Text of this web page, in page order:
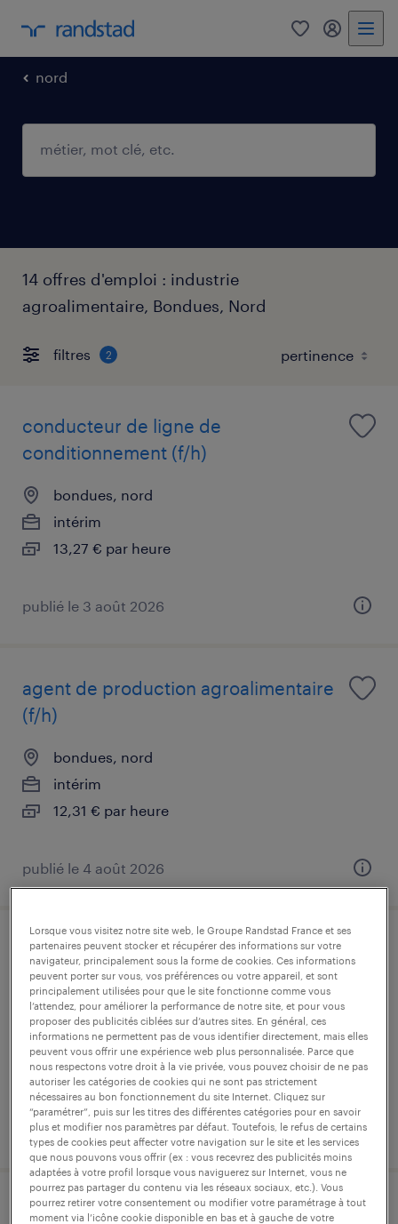
0 mon
nord
14 offres d'emploi : industrie
agroalimentaire, Bondues, Nord
filtres 2
conducteur de ligne de
conditionnement (f/h)
bondues, nord
intérim
13,27 € par heure
publié le 3 août 2026
agent de production agroalimentaire
(f/h)
bondues, nord
intérim
12,31 € par heure
publié le 4 août 2026
conducteur de machine (f/h)
bondues, nord
intérim
12,52 € par heure
publié le 3 août 2026
technicien de maintenance 3x8 (f/h)
Lorsque vous visitez notre site web, le Groupe Randstad France et ses
partenaires peuvent stocker et récupérer des informations sur votre
navigateur, principalement sous la forme de cookies. Ces informations
peuvent porter sur vous, vos préférences ou votre appareil, et sont
principalement utilisées pour que le site fonctionne comme vous
l’attendez, pour améliorer la performance de notre site, et pour vous
proposer des publicités ciblées sur d’autres sites. En général, ces
informations ne permettent pas de vous identifier directement, mais elles
peuvent vous offrir une expérience web plus personnalisée. Parce que
nous respectons votre droit à la vie privée, vous pouvez choisir de ne pas
autoriser les catégories de cookies qui ne sont pas strictement
nécessaires au bon fonctionnement du site Internet. Cliquez sur
“paramétrer”, puis sur les titres des différentes catégories pour en savoir
plus et modifier nos paramètres par défaut. Toutefois, le refus de certains
types de cookies peut affecter votre navigation sur le site et les services
que nous pouvons vous offrir (ex : vous recevrez des publicités moins
adaptées à votre profil lorsque vous naviguerez sur Internet, vous ne
pourrez pas partager du contenu via les réseaux sociaux, etc.). Vous
pourrez retirer votre consentement ou modifier votre paramétrage à tout
moment via l’icône cookie disponible en bas et à gauche de votre